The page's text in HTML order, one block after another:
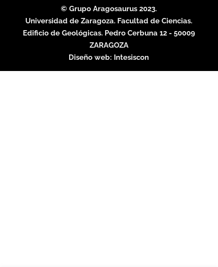
© Grupo Aragosaurus 2023.
Universidad de Zaragoza. Facultad de Ciencias.
Edificio de Geológicas. Pedro Cerbuna 12 - 50009
ZARAGOZA
Diseño web: Intesiscon